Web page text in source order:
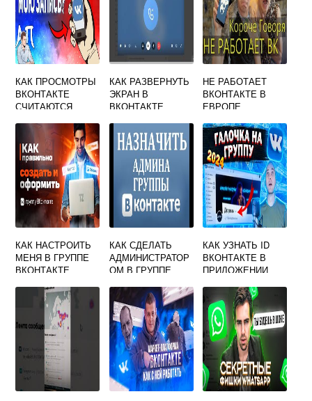
КАК ПРОСМОТРЫ
ВКОНТАКТЕ
СЧИТАЮТСЯ
КАК РАЗВЕРНУТЬ
ЭКРАН В
ВКОНТАКТЕ
НЕ РАБОТАЕТ
ВКОНТАКТЕ В
ЕВРОПЕ
КАК НАСТРОИТЬ
МЕНЯ В ГРУППЕ
ВКОНТАКТЕ
КАК СДЕЛАТЬ
АДМИНИСТРАТОР
ОМ В ГРУППЕ
ДРУГОГО
ЧЕЛОВЕКА
КАК УЗНАТЬ ID
ВКОНТАКТЕ В
ПРИЛОЖЕНИИ